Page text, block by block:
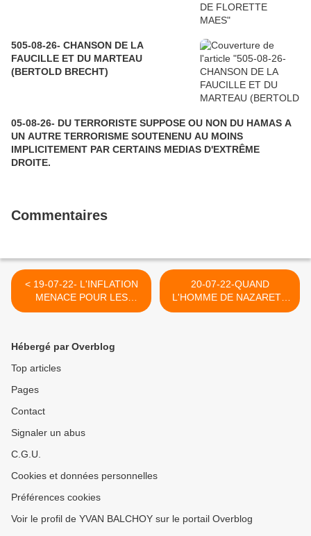
505-08-26- CHANSON DE LA
FAUCILLE ET DU MARTEAU
(BERTOLD BRECHT)
05-08-26- DU TERRORISTE SUPPOSE OU NON DU HAMAS A
UN AUTRE TERRORISME SOUTENENU AU MOINS
IMPLICITEMENT PAR CERTAINS MEDIAS D'EXTRÊME
DROITE.
Commentaires
< 19-07-22- L'INFLATION
MENACE POUR LES
TRAVAILLEURS
20-07-22-QUAND
L'HOMME DE NAZARETH
UNIT LA QUINTESSENCE
Hébergé par Overblog
Top articles
Pages
Contact
Signaler un abus
C.G.U.
Cookies et données personnelles
Préférences cookies
Voir le profil de YVAN BALCHOY sur le portail Overblog